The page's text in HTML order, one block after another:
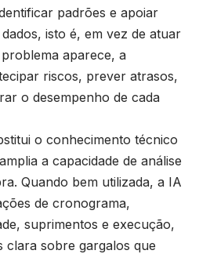
padrões e apoiar
isto é, em vez de atuar
aparece, a
riscos, prever atrasos,
o desempenho de cada
o conhecimento técnico
a capacidade de análise
Quando bem utilizada, a IA
de cronograma,
suprimentos e execução,
clara sobre gargalos que